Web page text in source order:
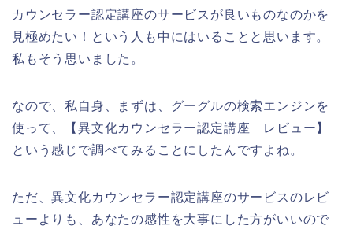
カウンセラー認定講座のサービスが良いものなのかを
見極めたい！という人も中にはいることと思います。
私もそう思いました。
なので、私自身、まずは、グーグルの検索エンジンを
使って、【異文化カウンセラー認定講座 レビュー】
という感じで調べてみることにしたんですよね。
ただ、異文化カウンセラー認定講座のサービスのレビ
ューよりも、あなたの感性を大事にした方がいいので